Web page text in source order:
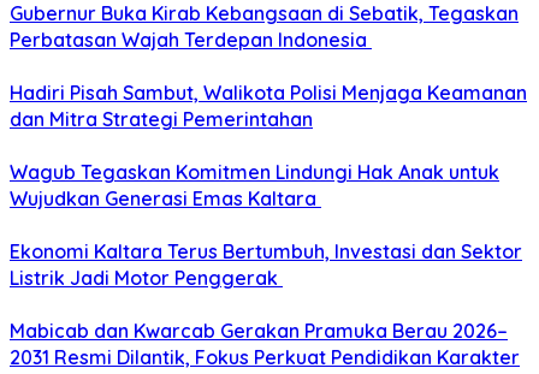
Gubernur Buka Kirab Kebangsaan di Sebatik, Tegaskan
Perbatasan Wajah Terdepan Indonesia
Hadiri Pisah Sambut, Walikota Polisi Menjaga Keamanan
dan Mitra Strategi Pemerintahan
Wagub Tegaskan Komitmen Lindungi Hak Anak untuk
Wujudkan Generasi Emas Kaltara
Ekonomi Kaltara Terus Bertumbuh, Investasi dan Sektor
Listrik Jadi Motor Penggerak
Mabicab dan Kwarcab Gerakan Pramuka Berau 2026–
2031 Resmi Dilantik, Fokus Perkuat Pendidikan Karakter